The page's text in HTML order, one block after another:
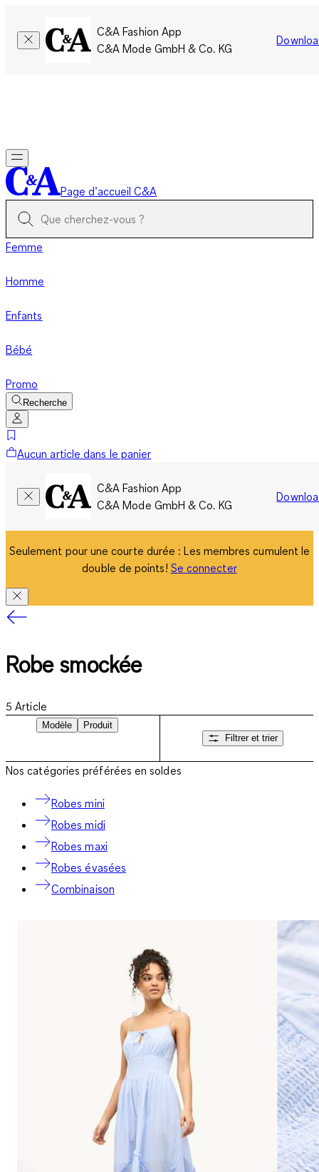
C&A Fashion App
C&A Mode GmbH & Co. KG
Page d’accueil C&A
Femme
Homme
Enfants
Bébé
Promo
Recherche
Aucun article dans le panier
C&A Fashion App
C&A Mode GmbH & Co. KG
Seulement pour une courte durée : Les membres cumulent le
double de points! Se connecter
Robe smockée
5 Article
Modèle
Produit
Filtrer et trier
Nos catégories préférées en soldes
Robes mini
Robes midi
Robes maxi
Robes évasées
Combinaison